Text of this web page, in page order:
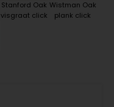
Stanford Oak
visgraat click
Wistman Oak
plank click